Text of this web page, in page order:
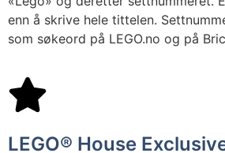
enn å skrive hele tittelen.
som søkeord på LEGO.no og på
LEGO® House